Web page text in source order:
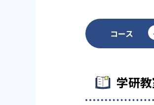
コース
学研